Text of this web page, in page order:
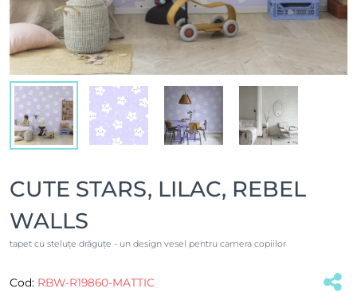
CUTE STARS, LILAC, REBEL
WALLS
tapet cu steluțe drăguțe - un design vesel pentru camera copiilor
Cod: RBW-R19860-MATTIC